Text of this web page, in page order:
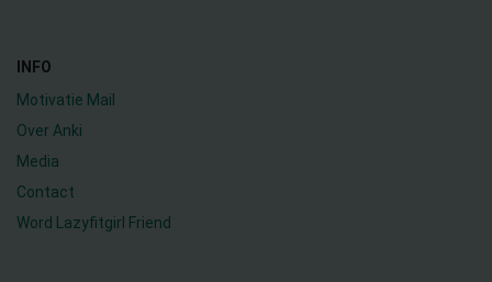
INFO
Motivatie Mail
Over Anki
Media
Contact
Word Lazyfitgirl Friend